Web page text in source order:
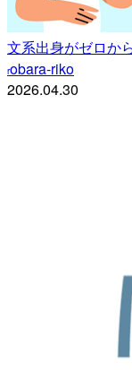
文系出身がゼロか
robara-riko
2026.04.30